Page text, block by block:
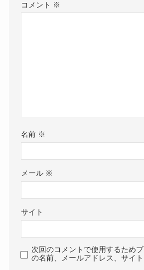
コメント ※
名前 ※
メール ※
サイト
次回のコメントで使用するため
の名前、メールアドレス、サイト